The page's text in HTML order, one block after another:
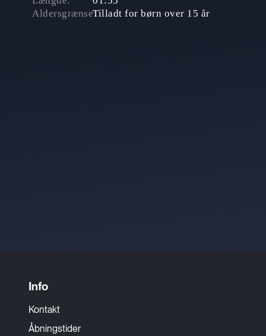
Info
Kontakt
Åbningstider